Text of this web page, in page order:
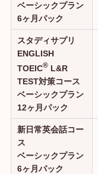
ベーシックプラン
6ヶ月パック
スタディサプリ
ENGLISH
TOEIC® L&R
TEST対策コース
ベーシックプラン
12ヶ月パック
新日常英会話コー
ス
ベーシックプラン
6ヶ月パック